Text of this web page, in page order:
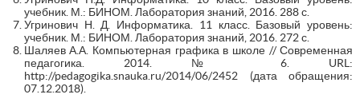
учебник. М.: БИНОМ. Лаборатория знаний, 2016. 288 с.
Угринович Н. Д. Информатика. 11 класс. Базовый уровень:
учебник. М.: БИНОМ. Лаборатория знаний, 2016. 272 с.
Шаляев А.А. Компьютерная графика в школе // Современная
педагогика. 2014. № 6. URL:
http://pedagogika.snauka.ru/2014/06/2452 (дата обращения:
07.12.2018).